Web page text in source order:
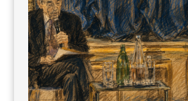
Hommage à